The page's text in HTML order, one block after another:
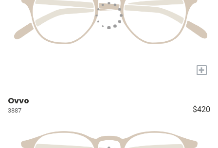
+
Ovvo
3887 $420